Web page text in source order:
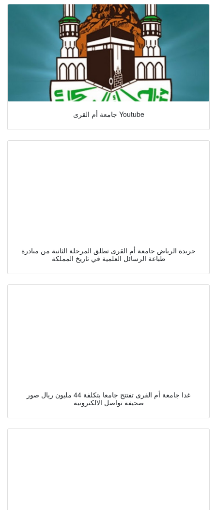
جامعة أم القرى Youtube
جريدة الرياض جامعة أم القرى تطلق المرحلة الثانية من مبادرة
طباعة الرسائل العلمية في تاريخ المملكة
غدا جامعة أم القرى تفتتح جامعا بتكلفة 44 مليون ريال صور
صحيفة تواصل الالكترونية